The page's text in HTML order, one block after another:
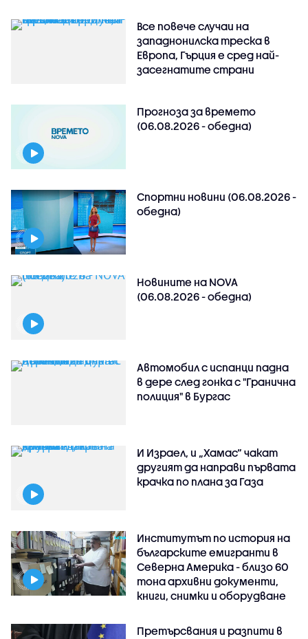
Все повече случаи на
западнонилска треска в
Европа, Гърция е сред най-
засегнатите страни
Прогноза за времето
(06.08.2026 - обедна)
Спортни новини (06.08.2026 -
обедна)
Новините на NOVA
(06.08.2026 - обедна)
Автомобил с испанци падна
в дере след гонка с "Гранична
полиция" в Бургас
И Израел, и „Хамас“ чакат
другият да направи първата
крачка по плана за Газа
Институтът по история на
българските емигранти в
Северна Америка - близо 60
тона архивни документи,
книги, снимки и оборудване
Претърсвания и разпити в